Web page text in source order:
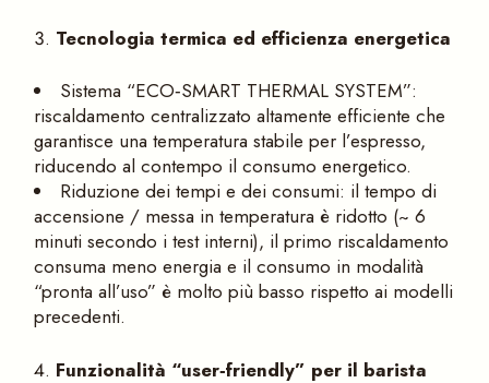
Tecnologia termica ed efficienza energetica
Sistema “ECO‑SMART THERMAL SYSTEM”:
riscaldamento centralizzato altamente efficiente che
garantisce una temperatura stabile per l’espresso,
riducendo al contempo il consumo energetico.
Riduzione dei tempi e dei consumi: il tempo di
accensione / messa in temperatura è ridotto (~ 6
minuti secondo i test interni), il primo riscaldamento
consuma meno energia e il consumo in modalità
“pronta all’uso” è molto più basso rispetto ai modelli
precedenti.
Funzionalità “user‑friendly” per il barista